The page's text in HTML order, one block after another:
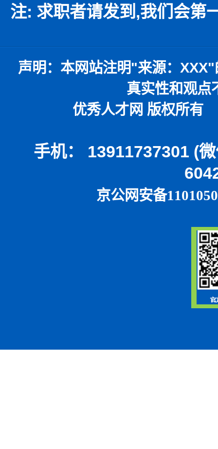
注: 求职者请发到,我们会第
声明：本网站注明"来源： XXX"
真实性和观点
优秀人才网 版权所有 本网
手机： 13911737301 (
京公网安备